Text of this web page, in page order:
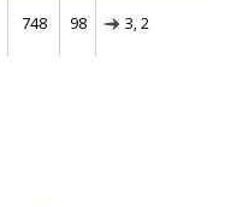
748 98 З, 2